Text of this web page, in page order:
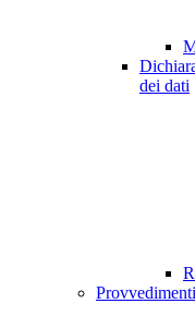
dei dati
Provvedimenti